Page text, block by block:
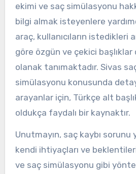
ekimi ve saç simülasyonu
bilgi almak isteyenlere
araç, kullanıcıların istedikleri
göre özgün ve çekici başlıklar
olanak tanımaktadır. Sivas
simülasyonu konusunda
arayanlar için, Türkçe alt
oldukça faydalı bir kaynaktır.
Unutmayın, saç kaybı
kendi ihtiyaçları ve
ve saç simülasyonu gibi